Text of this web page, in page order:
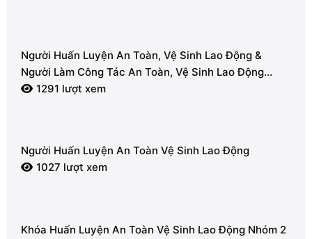
Người Huấn Luyện An Toàn, Vệ Sinh Lao Động &
Người Làm Công Tác An Toàn, Vệ Sinh Lao Động
(Nhóm 2)
1291 lượt xem
Người Huấn Luyện An Toàn Vệ Sinh Lao Động
1027 lượt xem
Khóa Huấn Luyện An Toàn Vệ Sinh Lao Động Nhóm 2